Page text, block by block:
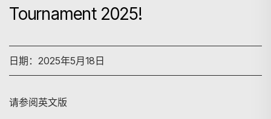
Tournament 2025!
日期：2025年5月18日
请参阅英文版